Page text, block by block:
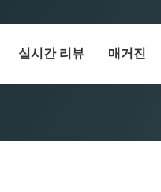
실시간 리뷰 매거진